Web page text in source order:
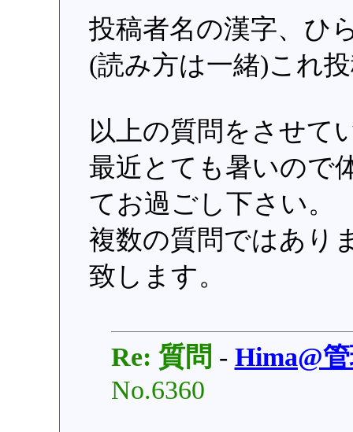
投稿者名の漢字、ひ
(読み方は一緒)これ
以上の質問をさせて
最近とても暑いので
てお過ごし下さい。
複数の質問ではあり
致します。
Re: 質問 - Hima@
No.6360